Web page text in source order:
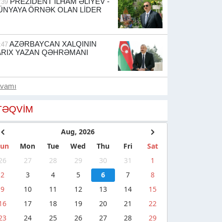
ÖRNƏK OLAN LİDER
AZƏRBAYCAN XALQININ
YAZAN QƏHRƏMANI
Aug, 2026
Mon Tue Wed Thu Fri
Sat
27 28 29 30 31
1
2
3 4 5 6 7
8
9
10 11 12 13 14
15
17 18 19 20 21
22
24 25 26 27 28 29